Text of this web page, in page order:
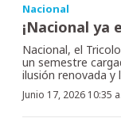
Nacional
¡Nacional ya
Nacional, el
un semestre
ilusión renovada y
Junio 17, 2026 10:35